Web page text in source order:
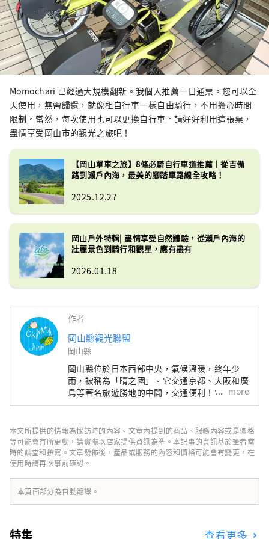
Momochari 已經過大規模翻新。我個人推薦一日通票。您可以全
天使用，無需歸還，就像租自行車一樣自由騎行，不用擔心時間
限制。當然，每次使用也可以更換自行車。請好好利用這張票，
盡情享受岡山市的觀光之旅吧！
【岡山單車之旅】8條必騎自行車道推薦｜從吉備
路到瀨戶內海，最美的腳踏車路線全攻略！
2025.12.27
岡山戶外特輯| 盡情享受自然體驗，從瀨戶內海的
壯麗景色到騎行和觀星，應有盡有
2026.01.18
作者
岡山縣觀光聯盟
岡山縣
岡山縣位於日本西部中央，氣候溫暖​​，終年少
雨，被稱為「晴之國」。它交通京都、大阪和廣
島等著名旅遊勝地的中間，交通便利！它也是經
由瀨戶通往四國的門戶。 岡山縣也被稱為“水
水果，無論甜度、香氣還是風味，都是最高品質
的。 您可以品嚐白桃、麝香葡萄、先鋒葡萄等
當季水果！ 岡山還擁有世界級的旅遊景點，包
括岡山城、日本三大名園之一的岡山後樂園以及
擁有歷史、文化和藝術的倉敷美觀地區！
more
本文所提供的情報為採訪時的內容。文章內提到的商品、服務內容或是價格
等可能會有所更動，請實際以店家提供資訊為準。本記事的資訊基於筆者當
時的調查和撰寫。文章發佈後，產品或服務的內容和價格可能會有變更，在
使用時請再次事前確認。
本頁面部分為自動翻譯。
特集 查看更多